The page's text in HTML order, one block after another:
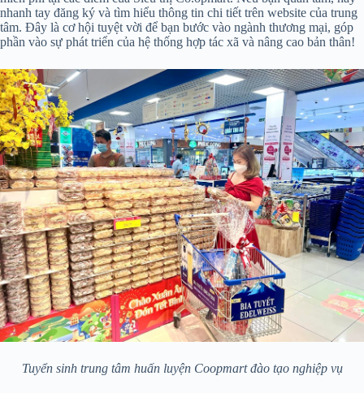
nhanh tay đăng ký và tìm hiểu thông tin chi tiết trên website của trung
tâm. Đây là cơ hội tuyệt vời để bạn bước vào ngành thương mại, góp
phần vào sự phát triển của hệ thống hợp tác xã và nâng cao bản thân!
Tuyển sinh trung tâm huấn luyện Coopmart đào tạo nghiệp vụ